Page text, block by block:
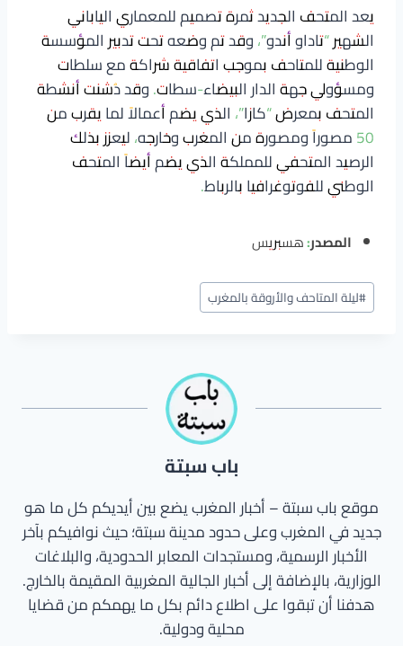
يعد المتحف الجديد ثمرة تصميم للمعماري الياباني
الشهير “تاداو أندو”، وقد تم وضعه تحت تدبير المؤسسة
الوطنية للمتاحف بموجب اتفاقية شراكة مع سلطات
ومسؤولي جهة الدار البيضاء-سطات. وقد دُشنت أنشطة
المتحف بمعرض “كازا”، الذي يضم أعمالاً لما يقرب من
50 مصوراً ومصورة من المغرب وخارجه، ليعزز بذلك
الرصيد المتحفي للمملكة الذي يضم أيضاً المتحف
الوطني للفوتوغرافيا بالرباط.
المصدر:هسبريس
وسوم
المقال:
#ليلة المتاحف والأروقة بالمغرب
باب سبتة
موقع باب سبتة – أخبار المغرب يضع بين أيديكم كل ما هو
جديد في المغرب وعلى حدود مدينة سبتة؛ حيث نوافيكم بآخر
الأخبار الرسمية، ومستجدات المعابر الحدودية، والبلاغات
الوزارية، بالإضافة إلى أخبار الجالية المغربية المقيمة بالخارج.
هدفنا أن تبقوا على اطلاع دائم بكل ما يهمكم من قضايا
محلية ودولية.